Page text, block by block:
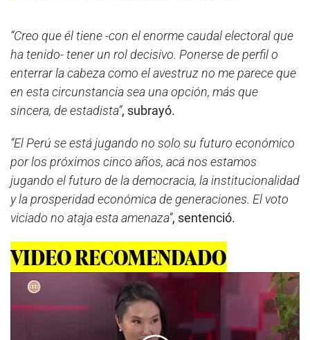
“Creo que él tiene -con el enorme caudal electoral que
ha tenido- tener un rol decisivo. Ponerse de perfil o
enterrar la cabeza como el avestruz no me parece que
en esta circunstancia sea una opción, más que
sincera, de estadista”, subrayó.
“El Perú se está jugando no solo su futuro económico
por los próximos cinco años, acá nos estamos
jugando el futuro de la democracia, la institucionalidad
y la prosperidad económica de generaciones. El voto
viciado no ataja esta amenaza”, sentenció.
VIDEO RECOMENDADO